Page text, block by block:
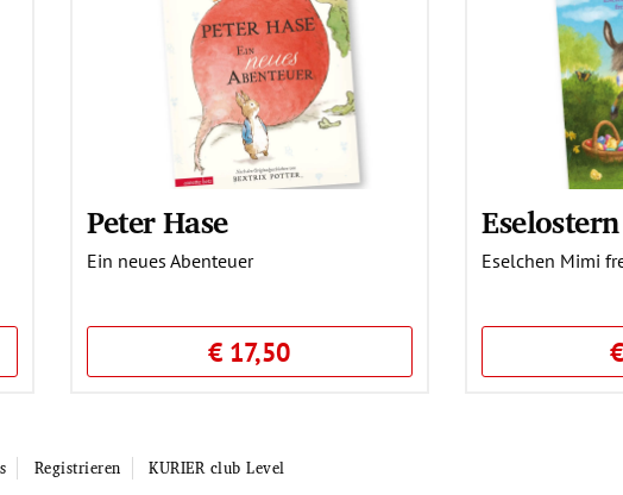
Peter Hase
Ein neues Abenteuer
€ 17,50
Eselostern
Eselchen Mimi
Registrieren KURIER club Level